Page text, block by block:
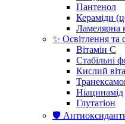
Пантенол
Кераміди
Ламелярна
✨ Освітлення та
Вітамін С
Стабільні
Кислий
Ніацинамід
Глутатіон
🛡️ Антиоксиданти